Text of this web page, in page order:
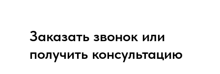
Заказать звонок или
получить консультацию